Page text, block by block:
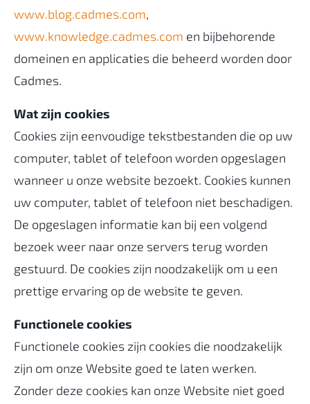
www.blog.cadmes.com,
www.knowledge.cadmes.com en bijbehorende
domeinen en applicaties die beheerd worden door
Cadmes.
Wat zijn cookies
Cookies zijn eenvoudige tekstbestanden die op uw
computer, tablet of telefoon worden opgeslagen
wanneer u onze website bezoekt. Cookies kunnen
uw computer, tablet of telefoon niet beschadigen.
De opgeslagen informatie kan bij een volgend
bezoek weer naar onze servers terug worden
gestuurd. De cookies zijn noodzakelijk om u een
prettige ervaring op de website te geven.
Functionele cookies
Functionele cookies zijn cookies die noodzakelijk
zijn om onze Website goed te laten werken.
Zonder deze cookies kan onze Website niet goed